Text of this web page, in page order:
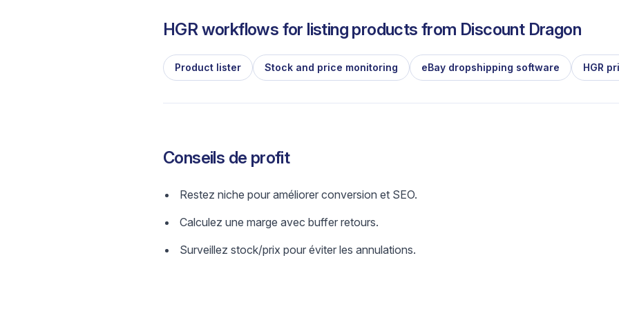
HGR workflows for listing products from Discount Dragon
Product lister Stock and price monitoring eBay dropshipping software HGR
Conseils de profit
Restez niche pour améliorer conversion et SEO.
Calculez une marge avec buffer retours.
Surveillez stock/prix pour éviter les annulations.